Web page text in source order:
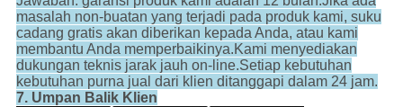
masalah non-buatan yang terjadi pada produk kami, suku
cadang gratis akan diberikan kepada Anda, atau kami
membantu Anda memperbaikinya.Kami menyediakan
dukungan teknis jarak jauh on-line.Setiap kebutuhan
kebutuhan purna jual dari klien ditanggapi dalam 24 jam.
7. Umpan Balik Klien